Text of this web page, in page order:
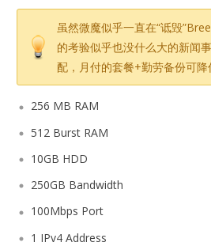
虽然微魔似乎一直在“诋毁
的考验似乎也没什么大的新闻
配，月付的套餐+勤劳备份可降
256 MB RAM
512 Burst RAM
10GB HDD
250GB Bandwidth
100Mbps Port
1 IPv4 Address